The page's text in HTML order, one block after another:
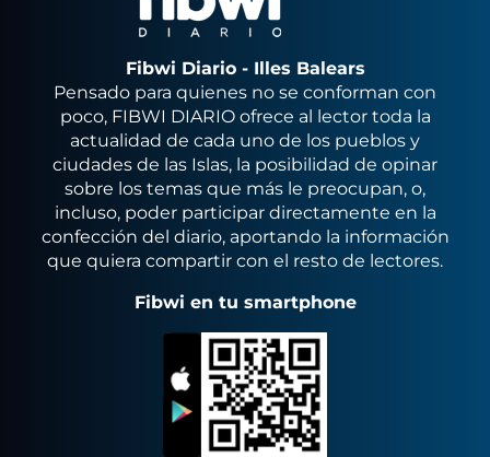
Fibwi Diario - Illes Balears
Pensado para quienes no se conforman con
poco, FIBWI DIARIO ofrece al lector toda la
actualidad de cada uno de los pueblos y
ciudades de las Islas, la posibilidad de opinar
sobre los temas que más le preocupan, o,
incluso, poder participar directamente en la
confección del diario, aportando la información
que quiera compartir con el resto de lectores.
Fibwi en tu smartphone